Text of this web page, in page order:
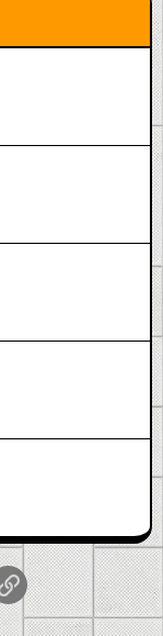
почта
Ссылка